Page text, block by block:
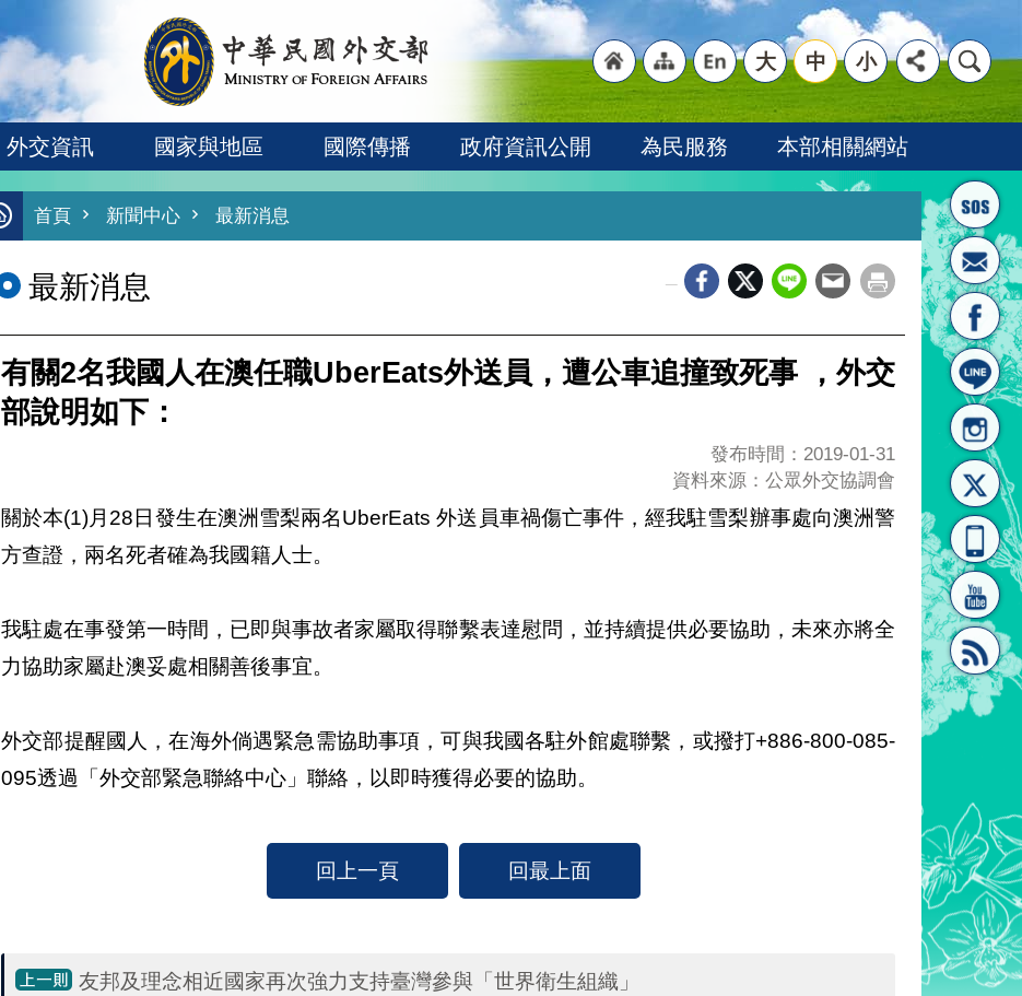
首頁
[連
"網
站導
覽
"英
文語
系"
大 中 小
外交資訊 國家與地區 國際傳播 政府資訊公開 為民服務 本部相關網站
首頁 新聞中心 最新消息
最新消息
有關2名我國人在澳任職UberEats外送員，遭公車追撞致死事 ，外交
部說明如下：
發布時間：2019-01-31
資料來源：公眾外交協調會
關於本(1)月28日發生在澳洲雪梨兩名UberEats 外送員車禍傷亡事件，經我駐雪梨辦事處向澳洲警
方查證，兩名死者確為我國籍人士。
我駐處在事發第一時間，已即與事故者家屬取得聯繫表達慰問，並持續提供必要協助，未來亦將全
力協助家屬赴澳妥處相關善後事宜。
外交部提醒國人，在海外倘遇緊急需協助事項，可與我國各駐外館處聯繫，或撥打+886-800-085-
095透過「外交部緊急聯絡中心」聯絡，以即時獲得必要的協助。
回上一頁 回最上面
友邦及理念相近國家再次強力支持臺灣參與「世界衛生組織」